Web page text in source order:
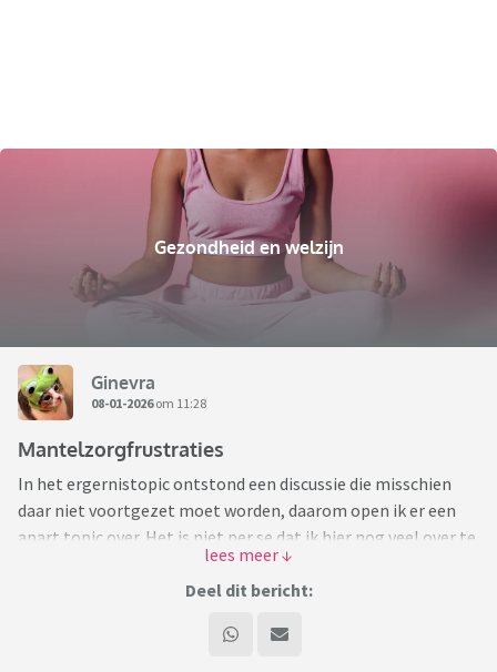
Gezondheid en welzijn
Ginevra
08-01-2026om 11:28
Mantelzorgfrustraties
In het ergernistopic ontstond een discussie die misschien
daar niet voortgezet moet worden, daarom open ik er een
apart topic over. Het is niet per se dat ik hier nog veel over te
schrijven heb, maar ik snap wel wat er gebeurt. En ik snap
ook dat dat voor de zieke heel naar of confronterend kan zijn
Deel dit bericht: